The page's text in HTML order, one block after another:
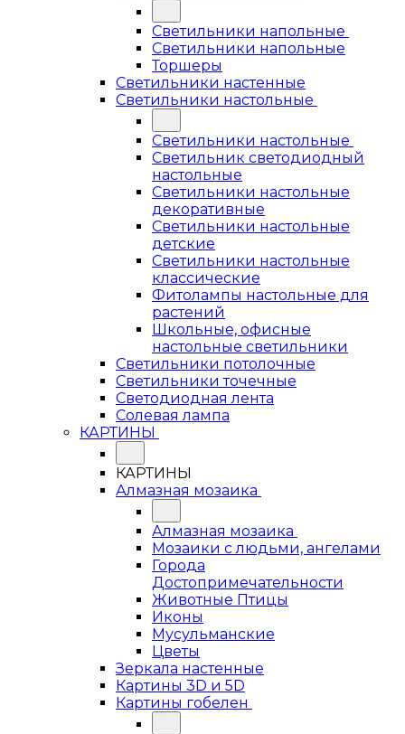
Светильники напольные
Светильники напольные
Торшеры
Светильники настенные
Светильники настольные
Светильники настольные
Светильник светодиодный
настольные
Светильники настольные
декоративные
Светильники настольные
детские
Светильники настольные
классические
Фитолампы настольные для
растений
Школьные, офисные
настольные светильники
Светильники потолочные
Светильники точечные
Светодиодная лента
Солевая лампа
КАРТИНЫ
КАРТИНЫ
Алмазная мозаика
Алмазная мозаика
Мозаики с людьми, ангелами
Города
Достопримечательности
Животные Птицы
Иконы
Мусульманские
Цветы
Зеркала настенные
Картины 3D и 5D
Картины гобелен